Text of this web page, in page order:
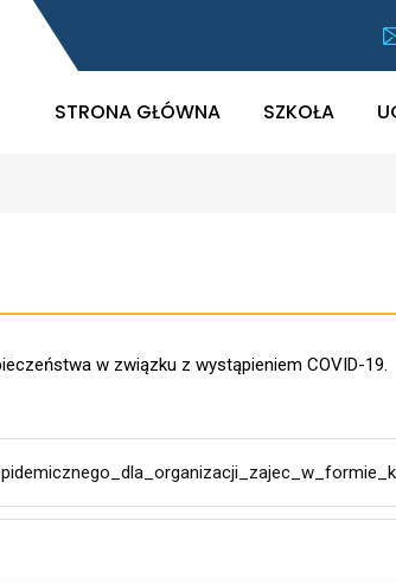
STRONA GŁÓWNA SZKOŁA
w związku z wystąpieniem COVID-19.